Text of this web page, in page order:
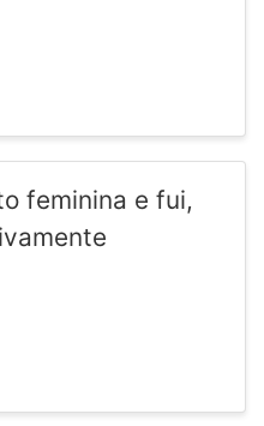
feminina e fui,